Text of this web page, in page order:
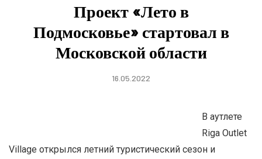
Проект «Лето в
Подмосковье» стартовал в
Московской области
16.05.2022
В аутлете
Riga Outlet
Village открылся летний туристический сезон и